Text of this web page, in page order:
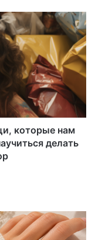
которые нам
делать